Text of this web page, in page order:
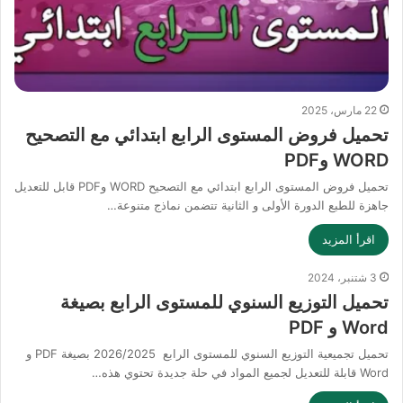
22 مارس، 2025
تحميل فروض المستوى الرابع ابتدائي مع التصحيح
WORD وPDF
تحميل فروض المستوى الرابع ابتدائي مع التصحيح WORD وPDF قابل للتعديل
جاهزة للطبع الدورة الأولى و الثانية تتضمن نماذج متنوعة…
اقرأ المزيد
3 شتنبر، 2024
تحميل التوزيع السنوي للمستوى الرابع بصيغة
Word و PDF
تحميل تجميعية التوزيع السنوي للمستوى الرابع 2026/2025 بصيغة PDF و
Word قابلة للتعديل لجميع المواد في حلة جديدة تحتوي هذه…